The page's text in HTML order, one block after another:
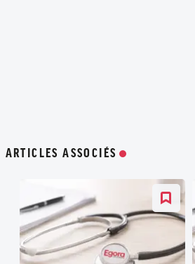
ARTICLES ASSOCIÉS